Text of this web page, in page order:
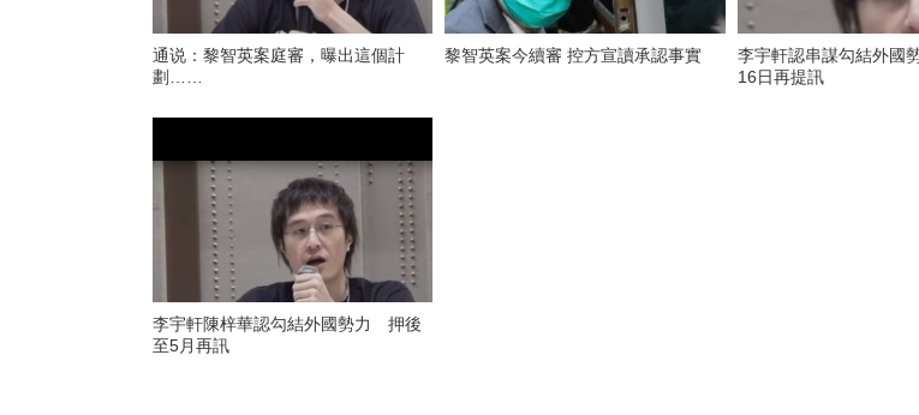
通说：黎智英案庭審，曝出這個計
劃……
黎智英案今續審 控方宣讀承認事實
李宇軒認串謀勾結外國
16日再提訊
李宇軒陳梓華認勾結外國勢力 押後
至5月再訊